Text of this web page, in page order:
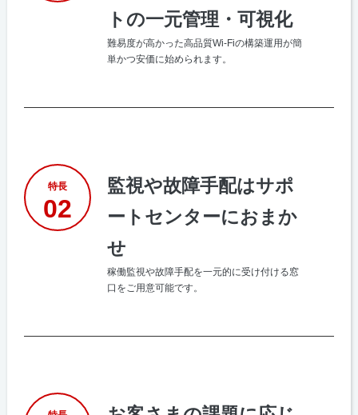
トの一元管理・可視化
難易度が高かった高品質Wi-Fiの構築運用が簡
単かつ安価に始められます。
特長
02
監視や故障手配はサポ
ートセンターにおまか
せ
稼働監視や故障手配を一元的に受け付ける窓
口をご用意可能です。